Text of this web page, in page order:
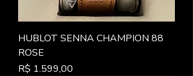
HUBLOT SENNA CHAMPION 88
ROSE
Preço
R$ 1.599,00